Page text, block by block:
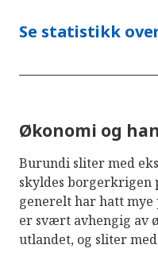
Se statistikk
Økonomi og
Burundi sliter med
skyldes borgerkrigen
generelt har hatt mye
er svært avhengig av
utlandet, og sliter